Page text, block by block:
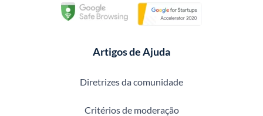
Artigos de Ajuda
Diretrizes da comunidade
Critérios de moderação